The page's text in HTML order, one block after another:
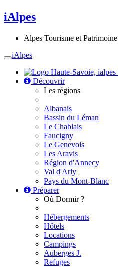
iAlpes
Alpes Tourisme et Patrimoine
Toggle
navigation
iAlpes
Découvrir
Les régions
Albanais
Bassin du Léman
Le Chablais
Faucigny
Le Genevois
Les Aravis
Région d'Annecy
Val d'Arly
Pays du Mont-Blanc
Préparer
Où Dormir ?
Hébergements
Hôtels
Locations
Campings
Auberges J.
Refuges